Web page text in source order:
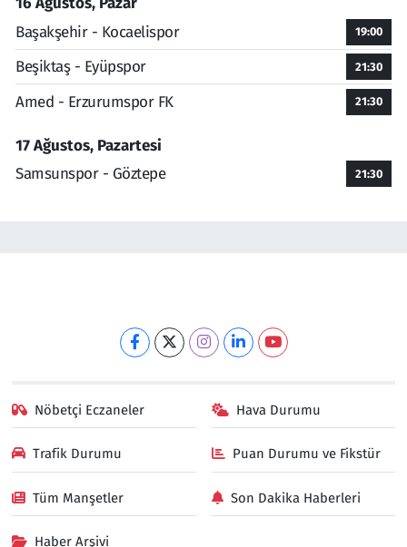
Başakşehir - Kocaelispor
19:00
Beşiktaş - Eyüpspor 21:30
Amed - Erzurumspor FK 21:30
17 Ağustos, Pazartesi
Samsunspor - Göztepe
21:30
Nöbetçi Eczaneler Hava Durumu
Trafik Durumu Puan Durumu ve Fikstür
Tüm Manşetler Son Dakika Haberleri
Haber Arşivi